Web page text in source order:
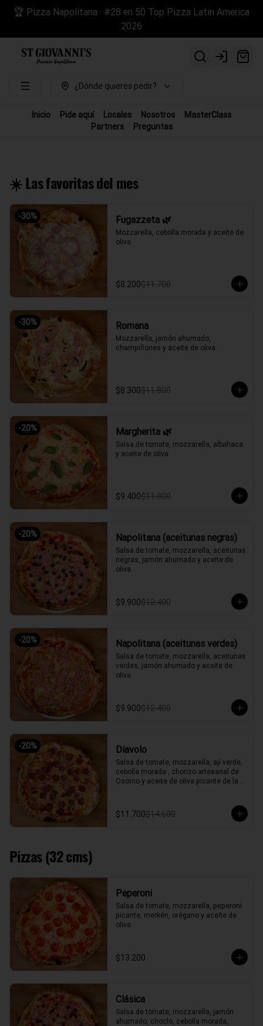
🏆 Pizza Napolitana · #28 en 50 Top Pizza Latin America
2026
Login
¿Dónde quieres pedir?
Inicio Pide aquí Locales Nosotros
MasterClass
Partners
Preguntas
☀️ Las favoritas del mes
-30% Fugazzeta 🌿
Mozzarella, cebolla morada y aceite de
oliva.
$8.200$11.700
-30% Romana
Mozzarella, jamón ahumado,
champiñones y aceite de oliva.
$8.300$11.800
-20% Margherita 🌿
Salsa de tomate, mozzarella, albahaca
y aceite de oliva.
$9.400$11.800
-20% Napolitana (aceitunas negras)
Salsa de tomate, mozzarella, aceitunas
negras, jamón ahumado y aceite de
oliva.
$9.900$12.400
-20% Napolitana (aceitunas verdes)
Salsa de tomate, mozzarella, aceitunas
verdes, jamón ahumado y aceite de
oliva.
$9.900$12.400
-20% Diavolo
Salsa de tomate, mozzarella, ají verde,
cebolla morada , chorizo artesanal de
Osorno y aceite de oliva picante de la
$11.700$14.600
Pizzas (32 cms)
Peperoni
Salsa de tomate, mozzarella, peperoni
picante, merkén, orégano y aceite de
oliva.
$13.200
Clásica
Salsa de tomate, mozzarella, jamón
ahumado, choclo, cebolla morada,